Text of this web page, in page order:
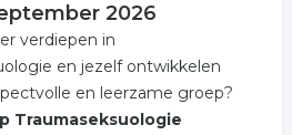
2026
verdiepen in
en jezelf ontwikkelen
en leerzame groep?
Traumaseksuologie